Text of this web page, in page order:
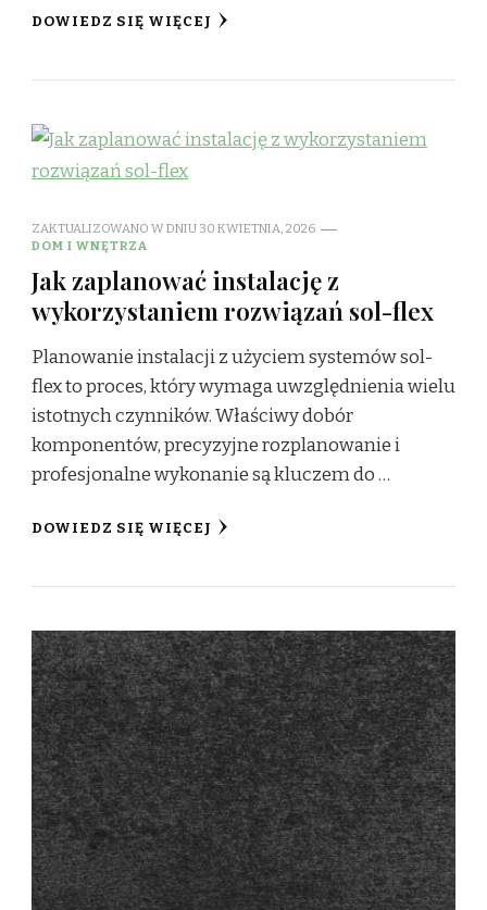
DOWIEDZ SIĘ WIĘCEJ
ZAKTUALIZOWANO W DNIU 30 KWIETNIA, 2026
DOM I WNĘTRZA
Jak zaplanować instalację z
wykorzystaniem rozwiązań sol-flex
Planowanie instalacji z użyciem systemów sol-
flex to proces, który wymaga uwzględnienia wielu
istotnych czynników. Właściwy dobór
komponentów, precyzyjne rozplanowanie i
profesjonalne wykonanie są kluczem do …
DOWIEDZ SIĘ WIĘCEJ